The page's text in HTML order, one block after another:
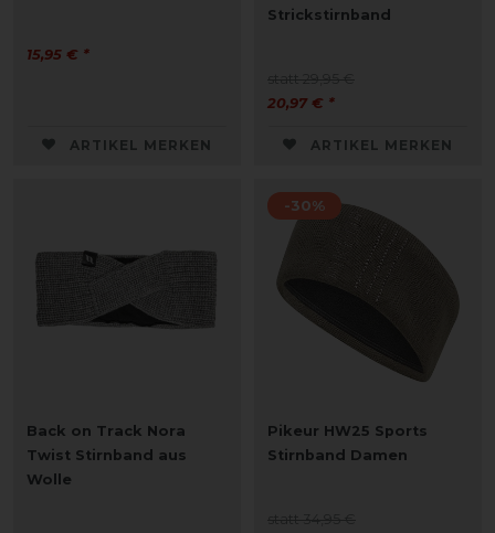
15,95 € *
ARTIKEL MERKEN
Strickstirnband
20,97 € *
ARTIKEL MERKEN
Back on Track Nora
Twist Stirnband aus
Wolle
-30%
Pikeur HW25 Sports
Stirnband Damen